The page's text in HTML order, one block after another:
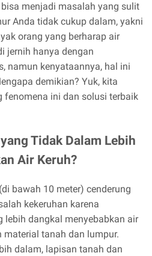
menjadi masalah yang sulit
Anda tidak cukup dalam, yakni
orang yang berharap air
jernih hanya dengan
namun kenyataannya, hal ini
demikian? Yuk, kita
fenomena ini dan solusi terbaik
Tidak Dalam Lebih
Air Keruh?
bawah 10 meter) cenderung
kekeruhan karena
lebih dangkal menyebabkan air
material tanah dan lumpur.
dalam, lapisan tanah dan